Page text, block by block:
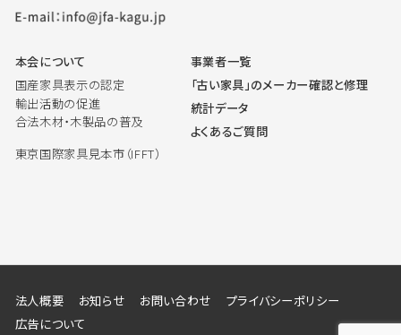
本会について
国産家具表示の認定
輸出活動の促進
合法木材・木製品の普及
東京国際家具見本市（IFFT）
事業者一覧
「古い家具」のメーカー確認と修理
統計データ
よくあるご質問
法人概要 お知らせ お問い合わせ
プライバシーポリシー
広告について